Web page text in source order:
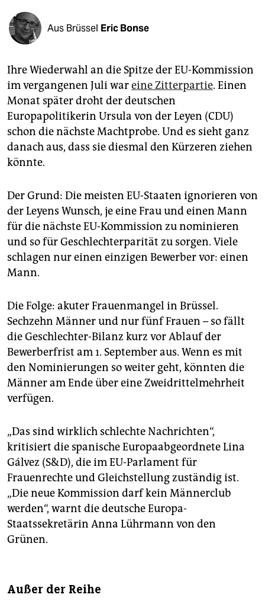
fragen & hilfe
unterstützen
abo
genossenschaft
epaper login
Aus Brüssel Eric Bonse
Ihre Wiederwahl an die Spitze der EU-Kommission
im vergangenen Juli wareine Zitterpartie. Einen
Monat später droht der deutschen
Europapolitikerin Ursula von der Leyen (CDU)
schon die nächste Machtprobe. Und es sieht ganz
danach aus, dass sie diesmal den Kürzeren ziehen
könnte.
Der Grund: Die meisten EU-Staaten ignorieren von
der Leyens Wunsch, je eine Frau und einen Mann
für die nächste EU-Kommission zu nominieren
und so für Geschlechterparität zu sorgen. Viele
schlagen nur einen einzigen Bewerber vor: einen
Mann.
Die Folge: akuter Frauenmangel in Brüssel.
Sechzehn Männer und nur fünf Frauen – so fällt
die Geschlechter-Bilanz kurz vor Ablauf der
Bewerberfrist am 1. September aus. Wenn es mit
den Nominierungen so weiter geht, könnten die
Männer am Ende über eine Zweidrittelmehrheit
verfügen.
„Das sind wirklich schlechte Nachrichten“,
kritisiert die spanische Europaabgeordnete Lina
Gálvez (S&D), die im EU-Parlament für
Frauenrechte und Gleichstellung zuständig ist.
„Die neue Kommission darf kein Männerclub
werden“, warnt die deutsche Europa-
Staatssekretärin Anna Lührmann von den
Grünen.
Außer der Reihe